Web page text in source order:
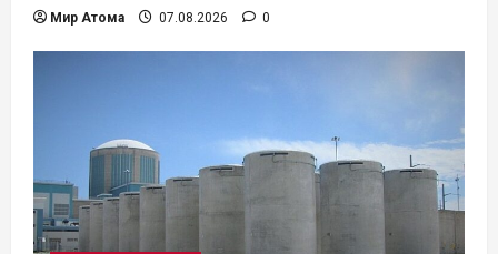
Мир Атома 07.08.2026 0